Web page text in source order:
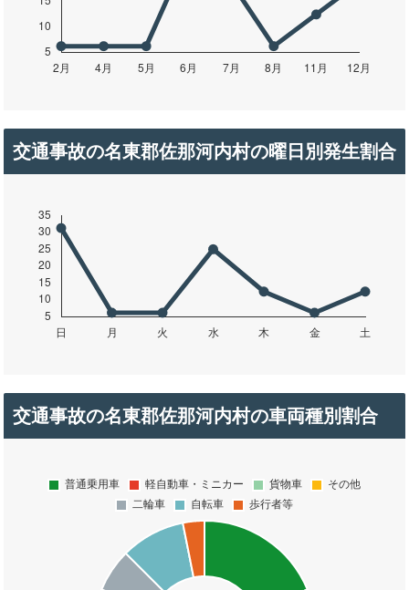
交通事故の名東郡佐那河内村の曜日別発生割合
交通事故の名東郡佐那河内村の車両種別割合